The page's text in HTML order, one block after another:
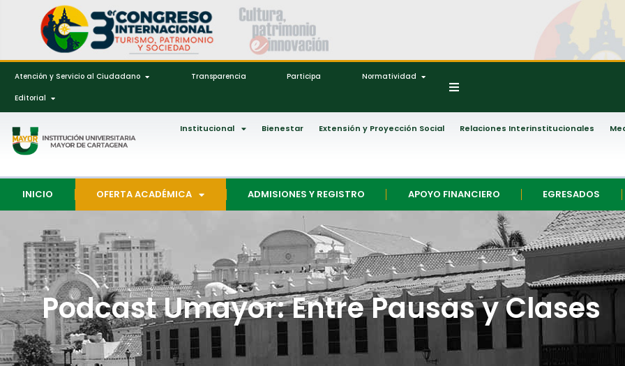
Atención y Servicio al Ciudadano Transparencia Participa Normatividad
Editorial
Institucional Bienestar Extensión y Proyección Social Relaciones Interinstitucionales
INICIO OFERTA ACADÉMICA ADMISIONES Y REGISTRO APOYO FINANCIERO EGRESADOS
Podcast Umayor: Entre Pausas y Clases